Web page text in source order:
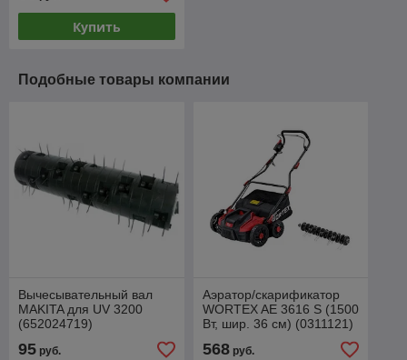
Купить
Подобные товары компании
Вычесывательный вал
MAKITA для UV 3200
(652024719)
95 руб.
Аэратор/скарификатор
WORTEX AE 3616 S (1500
Вт, шир. 36 см) (0311121)
568руб.